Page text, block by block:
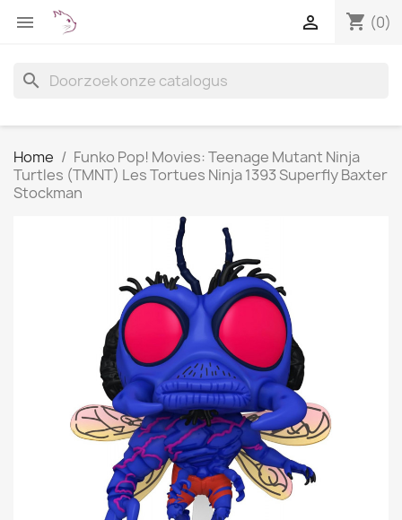
 shopping_cart (0)

search
Home
Funko Pop! Movies: Teenage Mutant Ninja
Turtles (TMNT) Les Tortues Ninja 1393 Superfly Baxter
Stockman